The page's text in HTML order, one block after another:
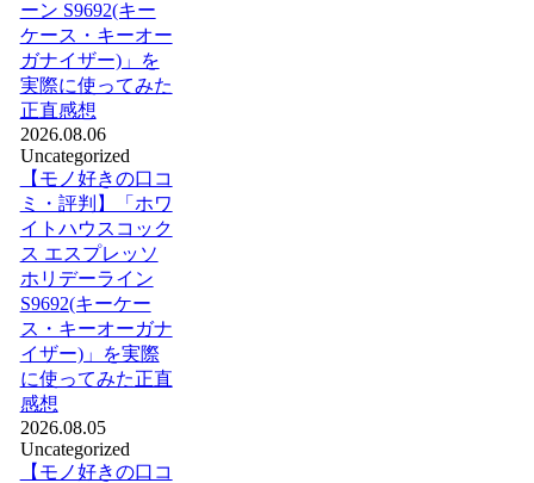
ーン S9692(キー
ケース・キーオー
ガナイザー)」を
実際に使ってみた
正直感想
2026.08.06
Uncategorized
【モノ好きの口コ
ミ・評判】「ホワ
イトハウスコック
ス エスプレッソ
ホリデーライン
S9692(キーケー
ス・キーオーガナ
イザー)」を実際
に使ってみた正直
感想
2026.08.05
Uncategorized
【モノ好きの口コ